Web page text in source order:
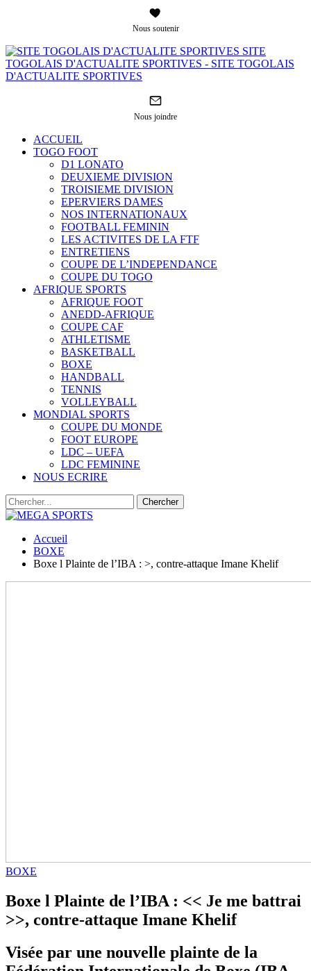
Nous soutenir
SITE
TOGOLAIS D'ACTUALITE SPORTIVES - SITE TOGOLAIS
D'ACTUALITE SPORTIVES
Nous joindre
ACCUEIL
TOGO FOOT
D1 LONATO
DEUXIEME DIVISION
TROISIEME DIVISION
EPERVIERS DAMES
NOS INTERNATIONAUX
FOOTBALL FEMININ
LES ACTIVITES DE LA FTF
ENTRETIENS
COUPE DE L’INDEPENDANCE
COUPE DU TOGO
AFRIQUE SPORTS
AFRIQUE FOOT
ANEDD-AFRIQUE
COUPE CAF
ATHLETISME
BASKETBALL
BOXE
HANDBALL
TENNIS
VOLLEYBALL
MONDIAL SPORTS
COUPE DU MONDE
FOOT EUROPE
LDC – UEFA
LDC FEMININE
NOUS ECRIRE
Accueil
BOXE
Boxe l Plainte de l’IBA : >, contre-attaque Imane Khelif
BOXE
Boxe l Plainte de l’IBA : << Je me battrai
>>, contre-attaque Imane Khelif
Visée par une nouvelle plainte de la